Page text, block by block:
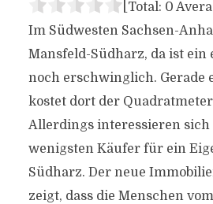
[Total: 0
Im Südwesten Sachsen-
Mansfeld-Südharz, da ist ein
noch erschwinglich. Gerade
kostet dort der
Allerdings interessieren sich
wenigsten Käufer für ein
Südharz. Der neue
zeigt, dass die Menschen